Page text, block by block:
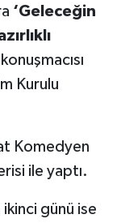
‘Geleceğin
Kurulu
Komedyen
ile yaptı.
ikinci günü ise